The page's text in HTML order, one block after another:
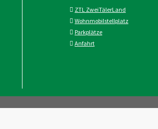
ZTL ZweiTälerLand
Wohnmobilstellplatz
Parkplätze
Anfahrt